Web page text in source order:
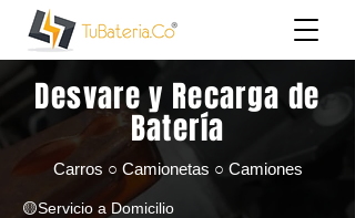
Desvare y Recarga de
Batería
Carros ○ Camionetas ○ Camiones
🟡Servicio a Domicilio